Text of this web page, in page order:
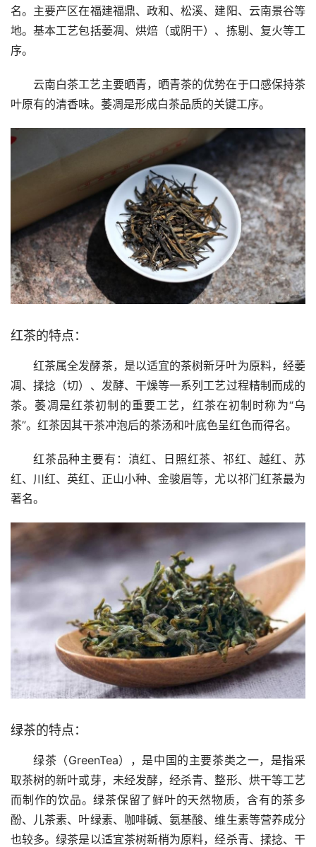
名。主要产区在福建福鼎、政和、松溪、建阳、云南景谷等
地。基本工艺包括萎凋、烘焙（或阴干）、拣剔、复火等工
序。
云南白茶工艺主要晒青，晒青茶的优势在于口感保持茶
叶原有的清香味。萎凋是形成白茶品质的关键工序。
红茶的特点：
红茶属全发酵茶，是以适宜的茶树新牙叶为原料，经萎
凋、揉捻（切）、发酵、干燥等一系列工艺过程精制而成的
茶。萎凋是红茶初制的重要工艺，红茶在初制时称为“乌
茶”。红茶因其干茶冲泡后的茶汤和叶底色呈红色而得名。
红茶品种主要有：滇红、日照红茶、祁红、越红、苏
红、川红、英红、正山小种、金骏眉等，尤以祁门红茶最为
著名。
绿茶的特点：
绿茶（GreenTea），是中国的主要茶类之一，是指采
取茶树的新叶或芽，未经发酵，经杀青、整形、烘干等工艺
而制作的饮品。绿茶保留了鲜叶的天然物质，含有的茶多
酚、儿茶素、叶绿素、咖啡碱、氨基酸、维生素等营养成分
也较多。绿茶是以适宜茶树新梢为原料，经杀青、揉捻、干